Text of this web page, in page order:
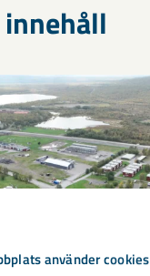
använder cookies